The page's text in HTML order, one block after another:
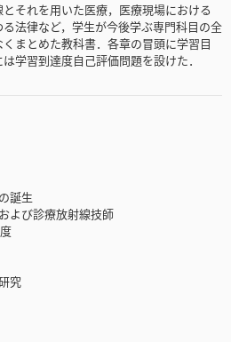
それを用いた医療，医療現場における
法律など，学生が今後学ぶ専門科目の全
まとめた教科書．各章の冒頭に学習目
学習到達度自己評価問題を設けた．
誕生
び診療放射線技師
究